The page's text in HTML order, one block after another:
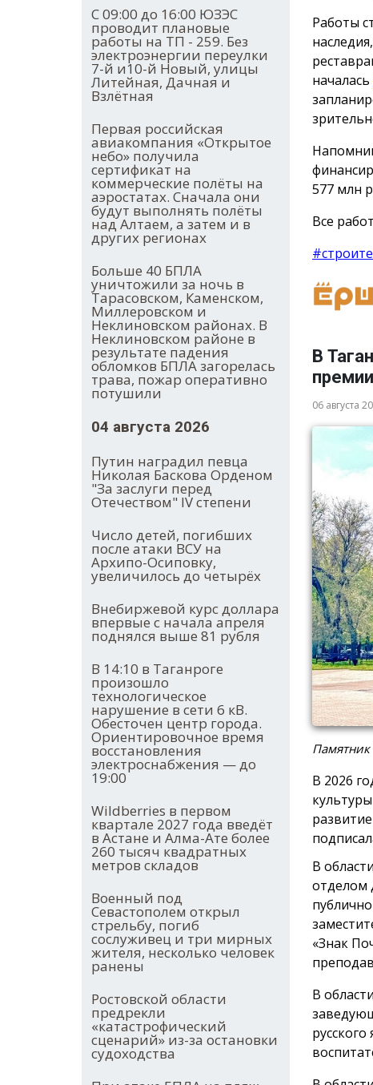
С 09:00 до 16:00 ЮЗЭС
проводит плановые
работы на ТП - 259. Без
электроэнергии переулки
7-й и10-й Новый, улицы
Литейная, Дачная и
Взлётная
Первая российская
авиакомпания «Открытое
небо» получила
сертификат на
коммерческие полёты на
аэростатах. Сначала они
будут выполнять полёты
над Алтаем, а затем и в
других регионах
Больше 40 БПЛА
уничтожили за ночь в
Тарасовском, Каменском,
Миллеровском и
Неклиновском районах. В
Неклиновском районе в
результате падения
обломков БПЛА загорелась
трава, пожар оперативно
потушили
04 августа 2026
Путин наградил певца
Николая Баскова Орденом
"За заслуги перед
Отечеством" IV степени
Число детей, погибших
после атаки ВСУ на
Архипо-Осиповку,
увеличилось до четырёх
Внебиржевой курс доллара
впервые с начала апреля
поднялся выше 81 рубля
В 14:10 в Таганроге
произошло
технологическое
нарушение в сети 6 кВ.
Обесточен центр города.
Ориентировочное время
восстановления
электроснабжения — до
19:00
Wildberries в первом
квартале 2027 года введёт
в Астане и Алма-Ате более
260 тысяч квадратных
метров складов
Военный под
Севастополем открыл
стрельбу, погиб
сослуживец и три мирных
жителя, несколько человек
ранены
Ростовской области
предрекли
«катастрофический
сценарий» из-за остановки
судоходства
Работы
началась
577 млн
Все
В
06 августа
В 2026
В
отделом
«Знак
В